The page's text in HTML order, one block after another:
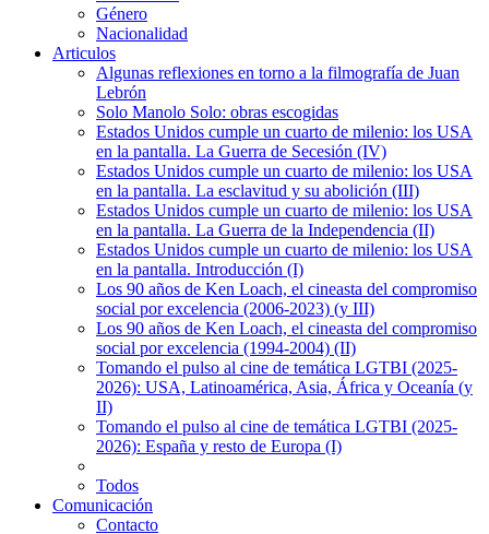
Género
Nacionalidad
Articulos
Algunas reflexiones en torno a la filmografía de Juan
Lebrón
Solo Manolo Solo: obras escogidas
Estados Unidos cumple un cuarto de milenio: los USA
en la pantalla. La Guerra de Secesión (IV)
Estados Unidos cumple un cuarto de milenio: los USA
en la pantalla. La esclavitud y su abolición (III)
Estados Unidos cumple un cuarto de milenio: los USA
en la pantalla. La Guerra de la Independencia (II)
Estados Unidos cumple un cuarto de milenio: los USA
en la pantalla. Introducción (I)
Los 90 años de Ken Loach, el cineasta del compromiso
social por excelencia (2006-2023) (y III)
Los 90 años de Ken Loach, el cineasta del compromiso
social por excelencia (1994-2004) (II)
Tomando el pulso al cine de temática LGTBI (2025-
2026): USA, Latinoamérica, Asia, África y Oceanía (y
II)
Tomando el pulso al cine de temática LGTBI (2025-
2026): España y resto de Europa (I)
Todos
Comunicación
Contacto